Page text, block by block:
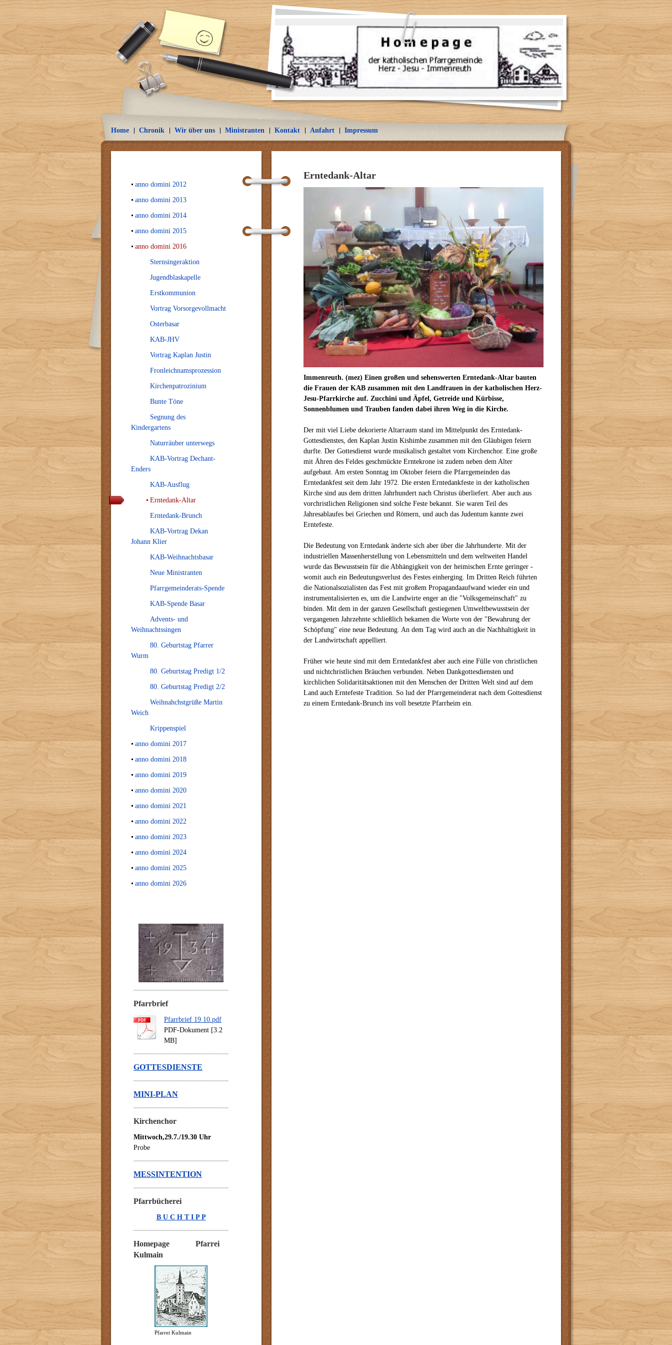
Home Chronik Wir über uns Ministranten Kontakt Anfahrt Impressum
Erntedank-Altar
Immenreuth. (mez) Einen großen und sehenswerten Erntedank-Altar bauten
die Frauen der KAB zusammen mit den Landfrauen in der katholischen Herz-
Jesu-Pfarrkirche auf. Zucchini und Äpfel, Getreide und Kürbisse,
Sonnenblumen und Trauben fanden dabei ihren Weg in die Kirche.
Der mit viel Liebe dekorierte Altarraum stand im Mittelpunkt des Erntedank-
Gottesdienstes, den Kaplan Justin Kishimbe zusammen mit den Gläubigen feiern
durfte. Der Gottesdienst wurde musikalisch gestaltet vom Kirchenchor. Eine große
mit Ähren des Feldes geschmückte Erntekrone ist zudem neben dem Alter
aufgebaut. Am ersten Sonntag im Oktober feiern die Pfarrgemeinden das
Erntedankfest seit dem Jahr 1972. Die ersten Erntedankfeste in der katholischen
Kirche sind aus dem dritten Jahrhundert nach Christus überliefert. Aber auch aus
vorchristlichen Religionen sind solche Feste bekannt. Sie waren Teil des
Jahresablaufes bei Griechen und Römern, und auch das Judentum kannte zwei
Erntefeste.
Die Bedeutung von Erntedank änderte sich aber über die Jahrhunderte. Mit der
industriellen Massenherstellung von Lebensmitteln und dem weltweiten Handel
wurde das Bewusstsein für die Abhängigkeit von der heimischen Ernte geringer -
womit auch ein Bedeutungsverlust des Festes einherging. Im Dritten Reich führten
die Nationalsozialisten das Fest mit großem Propagandaaufwand wieder ein und
instrumentalisierten es, um die Landwirte enger an die "Volksgemeinschaft" zu
binden. Mit dem in der ganzen Gesellschaft gestiegenen Umweltbewusstsein der
vergangenen Jahrzehnte schließlich bekamen die Worte von der "Bewahrung der
Schöpfung" eine neue Bedeutung. An dem Tag wird auch an die Nachhaltigkeit in
der Landwirtschaft appelliert.
Früher wie heute sind mit dem Erntedankfest aber auch eine Fülle von christlichen
und nichtchristlichen Bräuchen verbunden. Neben Dankgottesdiensten und
kirchlichen Solidaritätsaktionen mit den Menschen der Dritten Welt sind auf dem
Land auch Erntefeste Tradition. So lud der Pfarrgemeinderat nach dem Gottesdienst
zu einem Erntedank-Brunch ins voll besetzte Pfarrheim ein.
anno domini 2012
anno domini 2013
anno domini 2014
anno domini 2015
anno domini 2016
Sternsingeraktion
Jugendblaskapelle
Erstkommunion
Vortrag Vorsorgevollmacht
Osterbasar
KAB-JHV
Vortrag Kaplan Justin
Fronleichnamsprozession
Kirchenpatrozinium
Bunte Töne
Segnung des
Kindergartens
Naturräuber unterwegs
KAB-Vortrag Dechant-
Enders
KAB-Ausflug
Erntedank-Altar
Erntedank-Brunch
KAB-Vortrag Dekan
Johann Klier
KAB-Weihnachtsbasar
Neue Ministranten
Pfarrgemeinderats-Spende
KAB-Spende Basar
Advents- und
Weihnachtssingen
80. Geburtstag Pfarrer
Wurm
80. Geburtstag Predigt 1/2
80. Geburtstag Predigt 2/2
Weihnahchstgrüße Martin
Weich
Krippenspiel
anno domini 2017
anno domini 2018
anno domini 2019
anno domini 2020
anno domini 2021
anno domini 2022
anno domini 2023
anno domini 2024
anno domini 2025
anno domini 2026
Pfarrbrief
Pfarrbrief 19 10.pdf
PDF-Dokument [3.2
MB]
GOTTESDIENSTE
MINI-PLAN
Kirchenchor
Mittwoch,29.7./19.30 Uhr
Probe
MESSINTENTION
Pfarrbücherei
B U C H T I P P
Homepage Pfarrei
Kulmain
Pfarrei Kulmain